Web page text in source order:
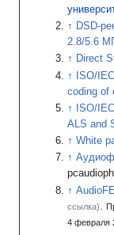
DSD-
2.8/5.6
Direct
ISO/
coding of
ISO/
ALS and
White
ссылка)
4 февраля